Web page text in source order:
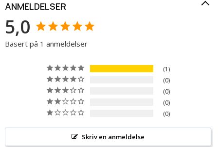
ANMELDELSER
5,0
Basert på 1 anmeldelser
1
0
0
0
0
Skriv en anmeldelse